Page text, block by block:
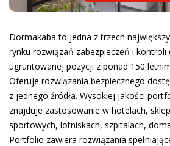
Dormakaba to jedna z trzech
rynku rozwiązań zabezpieczeń i kontroli
ugruntowanej pozycji z ponad 150
Oferuje rozwiązania bezpiecznego
z jednego źródła. Wysokiej jakości
znajduje zastosowanie w hotelach,
sportowych, lotniskach, szpitalach,
Portfolio zawiera rozwiązania